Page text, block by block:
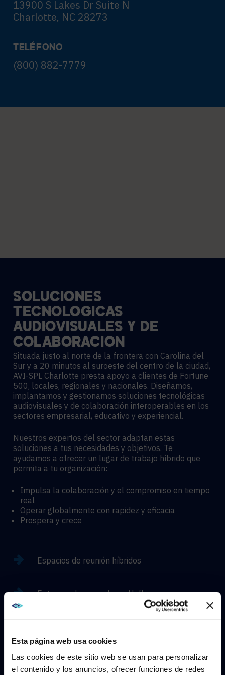
Esta página web usa cookies
Las cookies de este sitio web se usan para personalizar
el contenido y los anuncios, ofrecer funciones de redes
13900 S Lakes Dr Suite N
Charlotte, NC 28273
TELÉFONO
(800) 882-7779
SOLUCIONES
TECNOLÓGICAS
AUDIOVISUALES Y DE
COLABORACIÓN
Situada justo al norte de la frontera con Carolina del
Sur y a 20 minutos al suroeste del centro de la ciudad,
AVI-SPL Charlotte presta apoyo a clientes de Fortune
500, locales, regionales y nacionales. Diseñamos,
implantamos y gestionamos soluciones tecnológicas
audiovisuales y de colaboración interoperables en los
sectores empresarial, educativo y experiencial.
Nuestros expertos del sector adaptan estas
soluciones a tus necesidades y objetivos. Te
ayudamos a ofrecer un lugar de trabajo híbrido que
permita a tu organización:
Impulsa la colaboración y el compromiso en tiempo
real
Operar globalmente con rapidez y eficacia
Prospera y crece
Espacios de reunión híbridos
Entornos de aprendizaje Hyflex